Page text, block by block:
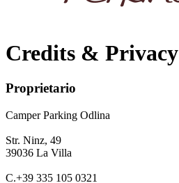
Credits & Privacy
Proprietario
Camper Parking Odlina
Str. Ninz, 49
39036 La Villa
C.+39 335 105 0321